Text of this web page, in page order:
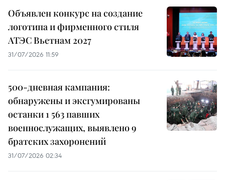
Объявлен конкурс на создание
логотипа и фирменного стиля
АТЭС Вьетнам 2027
31/07/2026 11:59
500-дневная кампания:
обнаружены и эксгумированы
останки 1 563 павших
военнослужащих, выявлено 9
братских захоронений
31/07/2026 02:34